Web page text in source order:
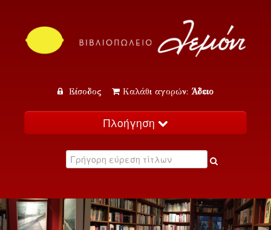
Είσοδος Καλάθι αγορών: Άδειο
Πλοήγηση
Κατάλογος
Εκδηλώσεις